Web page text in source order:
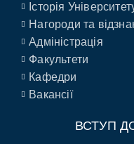
Історія
Нагороди та
Адміністрація
Факультети
Кафедри
Вакансії
ВСТУП